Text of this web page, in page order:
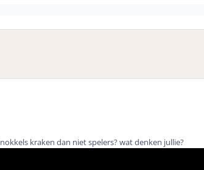
kraken dan niet spelers? wat denken jullie?